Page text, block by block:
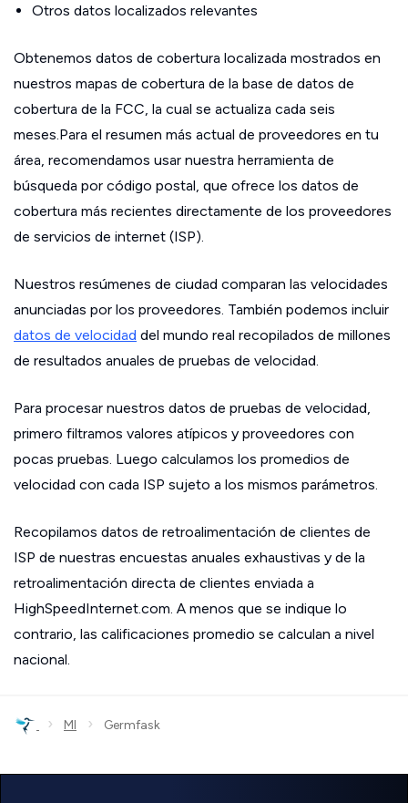
Otros datos localizados relevantes
Obtenemos datos de cobertura localizada mostrados en
nuestros mapas de cobertura de la base de datos de
cobertura de la FCC, la cual se actualiza cada seis
meses.Para el resumen más actual de proveedores en tu
área, recomendamos usar nuestra herramienta de
búsqueda por código postal, que ofrece los datos de
cobertura más recientes directamente de los proveedores
de servicios de internet (ISP).
Nuestros resúmenes de ciudad comparan las velocidades
anunciadas por los proveedores. También podemos incluir
datos de velocidad del mundo real recopilados de millones
de resultados anuales de pruebas de velocidad.
Para procesar nuestros datos de pruebas de velocidad,
primero filtramos valores atípicos y proveedores con
pocas pruebas. Luego calculamos los promedios de
velocidad con cada ISP sujeto a los mismos parámetros.
Recopilamos datos de retroalimentación de clientes de
ISP de nuestras encuestas anuales exhaustivas y de la
retroalimentación directa de clientes enviada a
HighSpeedInternet.com. A menos que se indique lo
contrario, las calificaciones promedio se calculan a nivel
nacional.
› MI › Germfask